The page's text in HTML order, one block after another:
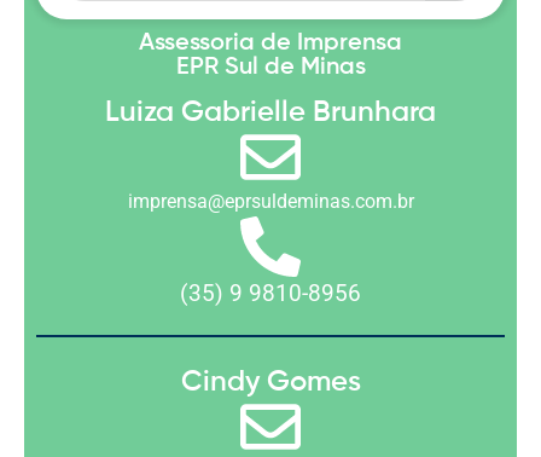
Assessoria de Imprensa
EPR Sul de Minas
Luiza Gabrielle Brunhara
imprensa@eprsuldeminas.com.br
(35) 9 9810-8956
Cindy Gomes